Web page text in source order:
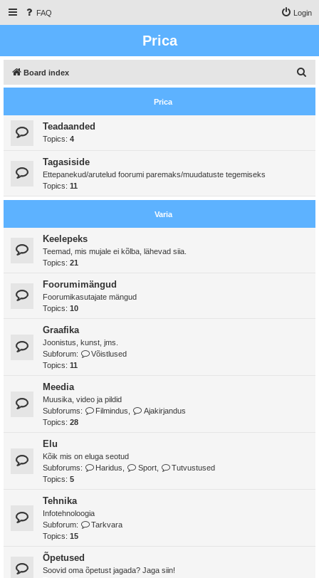
FAQ Login
Prica
Board index
e
Prica
Teadaanded
Topics: 4
Tagasiside
Ettepanekud/arutelud foorumi paremaks/muudatuste tegemiseks
Topics: 11
Varia
Keelepeks
Teemad, mis mujale ei kõlba, lähevad siia.
Topics: 21
Foorumimängud
Foorumikasutajate mängud
Topics: 10
Graafika
Joonistus, kunst, jms.
Subforum:
Võistlused
Topics: 11
Meedia
Muusika, video ja pildid
Subforums:
Filmindus
Ajakirjandus
Topics: 28
Elu
Kõik mis on eluga seotud
Subforums:
Haridus Sport,
Tutvustused
Topics: 5
Tehnika
Infotehnoloogia
Subforum:
Tarkvara
Topics: 15
Õpetused
Soovid oma õpetust jagada? Jaga siin!